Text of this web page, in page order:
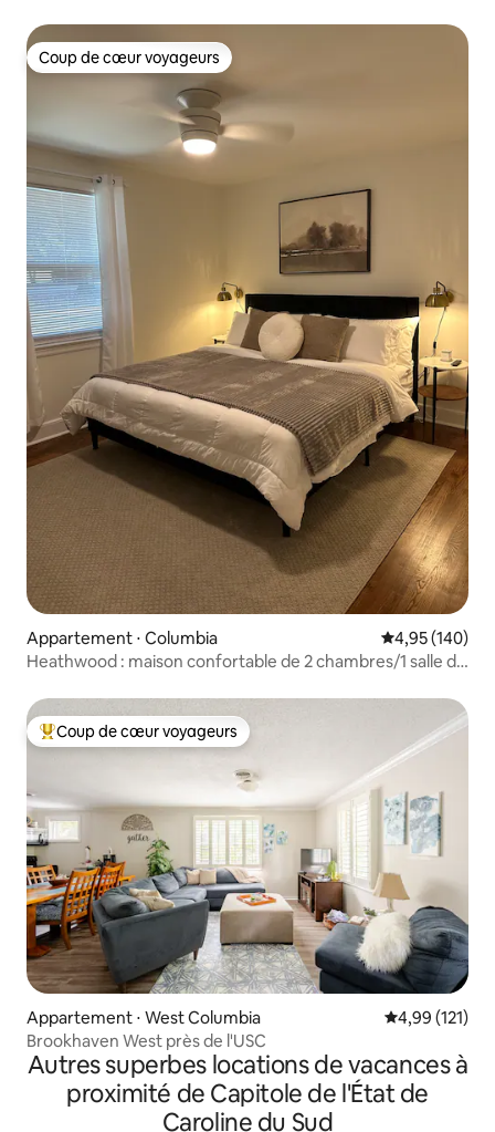
Coup de cœur voyageurs
Coup de cœur voyageurs
Appartement ⋅ Columbia Évaluation
4,95 (140)
Heathwood : maison confortable de 2 chambres/1 salle de
Coups de cœur voyageurs les plus appréciés
Coup de cœur voyageurs
Appartement ⋅ West Columbia Évaluation
4,99 (121)
Brookhaven West près de l'USC
Autres superbes locations de vacances à
proximité de Capitole de l'État de
Caroline du Sud